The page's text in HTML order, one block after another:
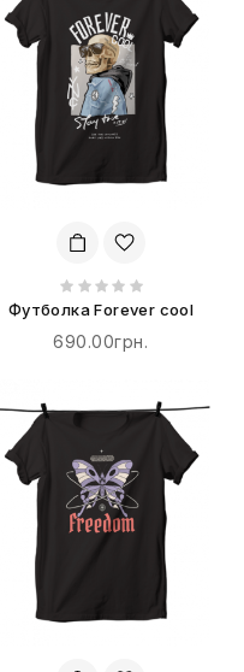
Футболка Forever cool
690.00грн.